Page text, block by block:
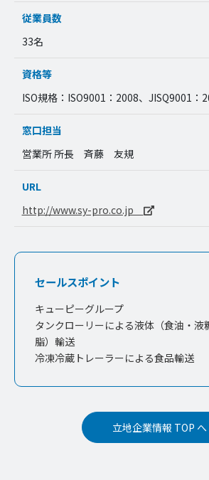
従業員数
33名
資格等
ISO規格：ISO9001：2008、JISQ9001：
窓口担当
営業所 所長 斉藤 友規
URL
http://www.sy-pro.co.jp
セールスポイント
キューピーグループ
タンクローリーによる液体（食油・液
脂）輸送
冷凍冷蔵トレーラーによる食品輸送
立地企業情報 TOP へ